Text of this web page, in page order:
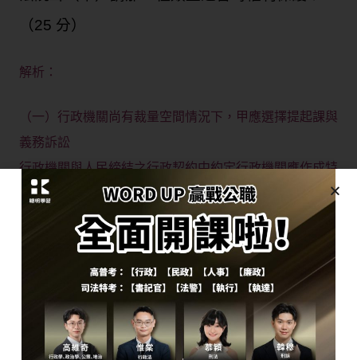
（25 分）
解析：
（一）行政機關尚有裁量空間情況下，甲應選擇提起課與
義務訴訟
行政機關與人民締結之行政契約中約定行政機關應作成特
定內容之約定，行政機關不依約履行時，人民選擇救濟之
途徑尚有爭議，如下分述之：
1、有認為應提起課予義務之訴，行政訴訟法第8條之範
圍限於財產上給付或行政處分以外之其他非財產上給付，
不得擴張解釋為因行政契約所生之給付，是故若欲要求行
政機關基於行政契約約定之內容作行政處分，應依行政訴
訟法第5條規定提起課予義務之訴。